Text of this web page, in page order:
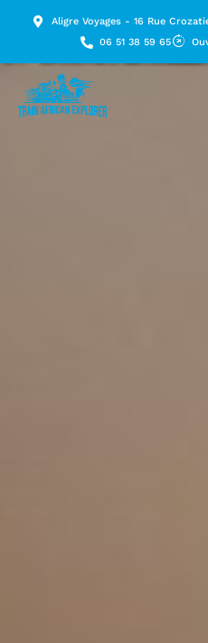
Aligre Voyages - 16 Rue
06 51 38 59 65